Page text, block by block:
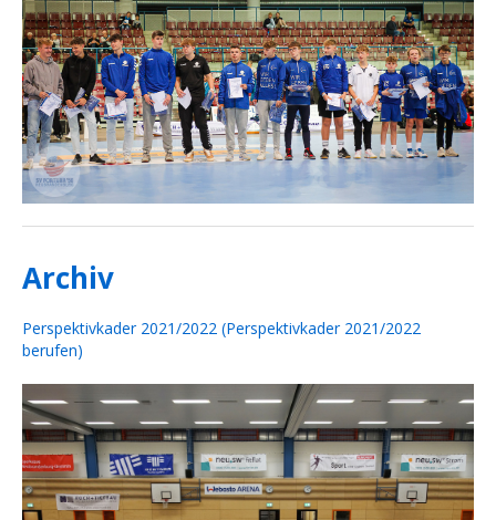
Archiv
Perspektivkader 2021/2022 (Perspektivkader 2021/2022
berufen)